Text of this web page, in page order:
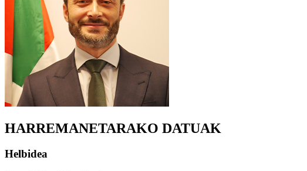
HARREMANETARAKO DATUAK
Helbidea